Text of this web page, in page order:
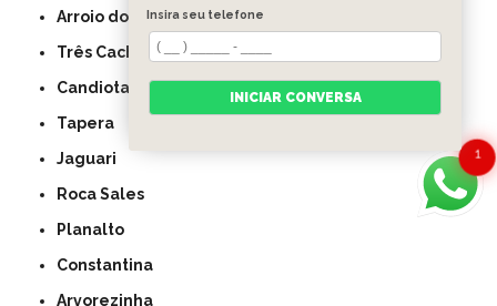
Arroio do Sal
Três Cachoeiras
Candiota
Tapera
Jaguari
Roca Sales
Planalto
Constantina
Arvorezinha
1
Insira seu telefone
INICIAR CONVERSA